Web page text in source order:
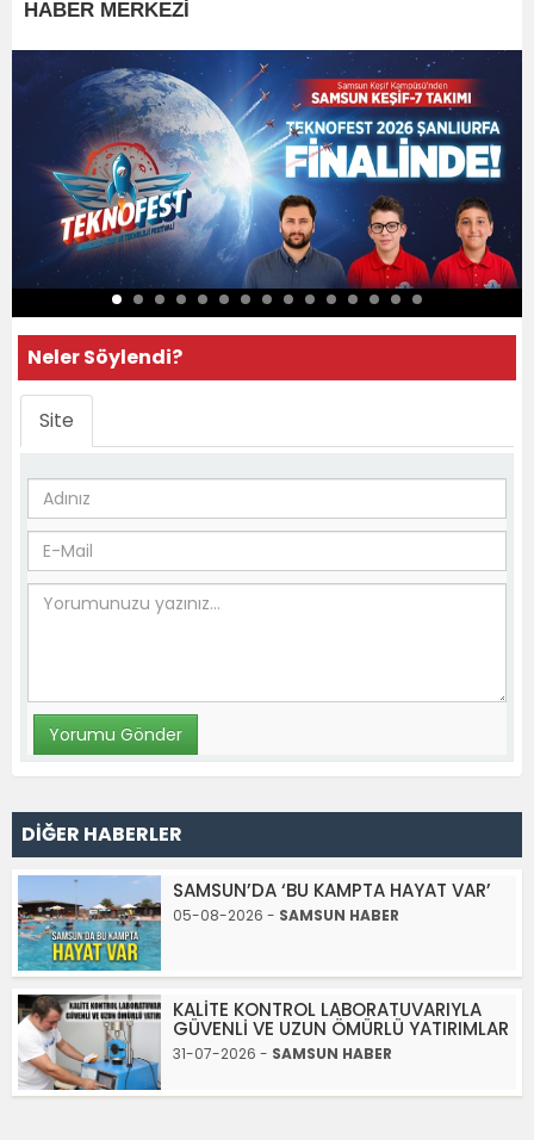
HABER MERKEZİ
Neler Söylendi?
Site
DİĞER HABERLER
SAMSUN’DA ‘BU KAMPTA HAYAT VAR’
05-08-2026 - SAMSUN HABER
KALİTE KONTROL LABORATUVARIYLA
GÜVENLİ VE UZUN ÖMÜRLÜ YATIRIMLAR
31-07-2026 - SAMSUN HABER